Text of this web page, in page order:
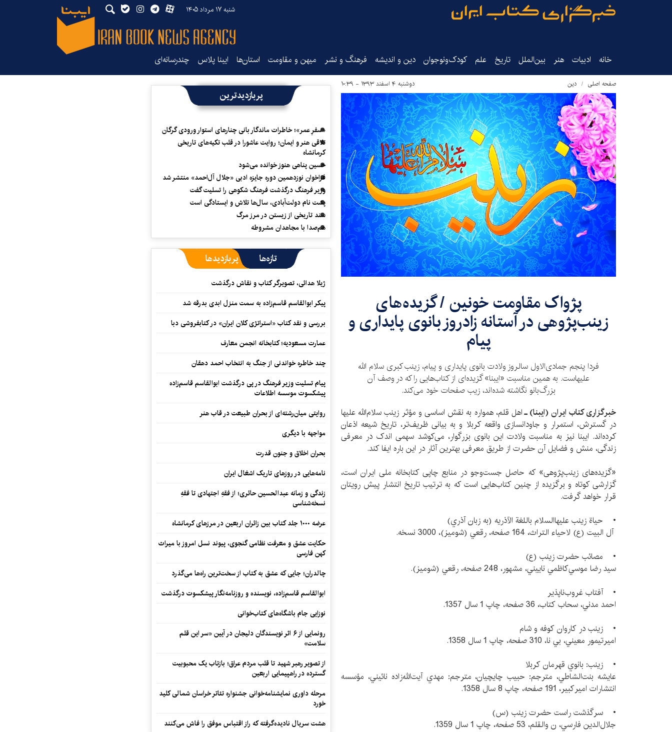
شنبه ۱۷ مرداد ۱۴۰۵
خانه ادبیات هنر بین‌الملل تاریخ‌ علم کودک‌ونوجوان دین و اندیشه فرهنگ و نشر میهن و مقاومت استان‌ها ایبنا پلاس چندرسانه‌ای
صفحه اصلی دین‌ دوشنبه ۴ اسفند ۱۳۹۳ - ۱۰:۳۹
پژواک مقاومت خونین / گزیده‌های
زینب‌پژوهی در آستانه زادروز بانوی پایداری و
پیام
فردا پنجم جمادی‌الاول سالروز ولادت بانوی پایداری و پیام، زینب کبری سلام الله
علیهاست. به همین مناسبت «ایبنا» گزیده‌ای از کتاب‌هایی را که در وصف آن
بزرگ‌بانو نگاشته‌ شده‌اند، زیب صفحات خود می‌کند.
خبرگزاری کتاب ایران (ایبنا) ـاهل قلم، همواره به نقش اساسی و مؤثر زینب سلام‌الله علیها
در گسترش، استمرار و جاودانسازی واقعه کربلا و به بیانی ظریف‌تر، تاریخ شیعه اذعان
کرده‌اند. ایبنا نیز به مناسبت ولادت این بانوی بزرگوار، می‌کوشد سهمی اندک در معرفی
زندگی، منش و فضایل آن حضرت از طریق معرفی بهترین آثار در این باره ایفا کند.
«گزیده‌های زینب‌پژوهی» که حاصل جست‌وجو در منابع چاپی کتابخانه ملی ایران است،
گزارشی کوتاه و برگزیده از چنین کتاب‌هایی است که به ترتیب تاریخ انتشار پیش رویتان
قرار خواهد گرفت.
• حياة زينب عليهاالسلام باللغة الآذريه (به زبان آذري)
آل البيت (ع) لاحياء التراث، 164 صفحه، رقعي (شوميز)، 3000 نسخه.
• مصائب حضرت زينب (ع)
سيد رضا موسي‌كاظمي ‌ناييني، مشهور، 248 صفحه، رقعي (شوميز).
• آفتاب غروب‌ناپذير
احمد مدني، سحاب كتاب، 36 صفحه، چاپ 1 سال 1357.
• زينب در كاروان كوفه و شام
اميرتيمور معيني، بي نا، 310 صفحه، چاپ 1 سال 1358.
• زينب: بانوي قهرمان كربلا
عايشه بنت‌الشاطي، مترجم: حبيب چايچيان، مترجم: مهدي آيت‌الله‌زاده ‌نائيني، مؤسسه‌
انتشارات‌ اميركبير، 191 صفحه، چاپ 8 سال 1358.
• سرگذشت راست حضرت زينب (س)
جلال‌الدين فارسي، ن والقلم، 53 صفحه، چاپ 1 سال 1359.
پربازدیدترین
«سفرِ عمر»؛ خاطرات ماندگار بانی چنارهای استوار ورودی گرگان
تلاقی هنر و ایمان؛ روایت عاشورا در قلب تکیه‌های تاریخی
کرمانشاه
حسین پناهی هنوز خوانده می‌شود
فراخوان نوزدهمین دوره جایزه ادبی «جلال آل‌احمد» منتشر شد
وزیر فرهنگ درگذشت فرهنگ شکوهی را تسلیت گفت
پشت نام دولت‌آبادی، سال‌ها تلاش و ایستادگی است
سند تاریخی از زیستن در مرز مرگ
هم‌صدا با مجاهدان مشروطه
تازه‌ها پربازدیدها
ژیلا هدائی، تصویرگر کتاب و نقاش درگذشت
پیکر ابوالقاسم قاسم‌زاده به سمت منزل ابدی بدرقه شد
بررسی و نقد کتاب «استراتژی کلان ایران» در کتابفروشی دبا
عمارت مسعودیه؛ کتابخانه انجمن معارف
چند خاطره خواندنی از جنگ به انتخاب احمد دهقان
پیام تسلیت وزیر فرهنگ در پی درگذشت ابوالقاسم قاسم‌زاده
پیشکسوت موسسه اطلاعات
روایتی میان‌رشته‌ای از بحران طبیعت در قاب هنر
مواجهه با دیگری
بحران اخلاق و جنون قدرت
نامه‌هایی در روزهای تاریک اشغال ایران
زندگی و زمانه عبدالحسین حائری؛ از فقهِ اجتهادی تا فقهِ
نسخه‌شناسی
عرضه ۱۰۰۰ جلد کتاب بین زائران اربعین در مرزهای کرمانشاه
حکایت عشق و معرفت نظامی گنجوی، پیوند نسل امروز با میراث
کهن فارسی
چالدران؛ جایی که عشق به کتاب از سخت‌ترین راه‌ها می‌گذرد
ابوالقاسم قاسم‌زاده، نویسنده و روزنامه‌نگار پیشکسوت درگذشت
نوزایی جام باشگاه‌های کتاب‌خوانی
رونمایی از ۶ اثر نویسندگان دلیجان در آیین «سر این قلم
سلامت»
از تصویر رهبر شهید تا قلب مردم عراق؛ بازتاب یک محبوبیت
گسترده در راهپیمایی اربعین
مرحله داوری نمایشنامه‌خوانی جشنواره تئاتر خراسان شمالی کلید
خورد
هشت سریال نادیده‌گرفته که راز اقتباس موفق را فاش می‌کنند